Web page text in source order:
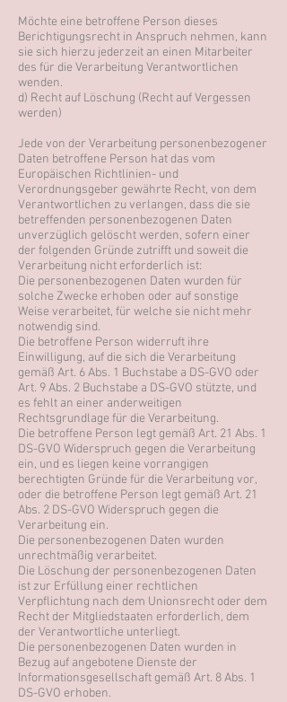
Möchte eine betroffene Person dieses
Berichtigungsrecht in Anspruch nehmen, kann
sie sich hierzu jederzeit an einen Mitarbeiter
des für die Verarbeitung Verantwortlichen
wenden.
d) Recht auf Löschung (Recht auf Vergessen
werden)
Jede von der Verarbeitung personenbezogener
Daten betroffene Person hat das vom
Europäischen Richtlinien- und
Verordnungsgeber gewährte Recht, von dem
Verantwortlichen zu verlangen, dass die sie
betreffenden personenbezogenen Daten
unverzüglich gelöscht werden, sofern einer
der folgenden Gründe zutrifft und soweit die
Verarbeitung nicht erforderlich ist:
Die personenbezogenen Daten wurden für
solche Zwecke erhoben oder auf sonstige
Weise verarbeitet, für welche sie nicht mehr
notwendig sind.
Die betroffene Person widerruft ihre
Einwilligung, auf die sich die Verarbeitung
gemäß Art. 6 Abs. 1 Buchstabe a DS-GVO oder
Art. 9 Abs. 2 Buchstabe a DS-GVO stützte, und
es fehlt an einer anderweitigen
Rechtsgrundlage für die Verarbeitung.
Die betroffene Person legt gemäß Art. 21 Abs. 1
DS-GVO Widerspruch gegen die Verarbeitung
ein, und es liegen keine vorrangigen
berechtigten Gründe für die Verarbeitung vor,
oder die betroffene Person legt gemäß Art. 21
Abs. 2 DS-GVO Widerspruch gegen die
Verarbeitung ein.
Die personenbezogenen Daten wurden
unrechtmäßig verarbeitet.
Die Löschung der personenbezogenen Daten
ist zur Erfüllung einer rechtlichen
Verpflichtung nach dem Unionsrecht oder dem
Recht der Mitgliedstaaten erforderlich, dem
der Verantwortliche unterliegt.
Die personenbezogenen Daten wurden in
Bezug auf angebotene Dienste der
Informationsgesellschaft gemäß Art. 8 Abs. 1
DS-GVO erhoben.